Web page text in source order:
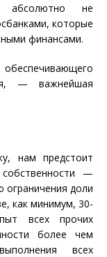
абсолютно не
которые
финансами.
— важнейшая
нам предстоит
—
доли
как минимум, 30-
всех прочих
более чем
всех